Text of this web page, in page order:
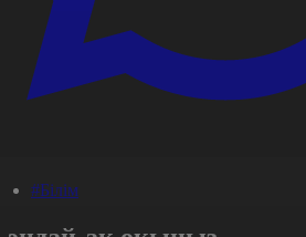
#Білім